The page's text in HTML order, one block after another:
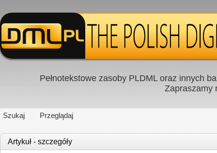
Pełnotekstowe zasoby PLDML oraz innych
Zapraszamy
Szukaj Przeglądaj
Artykuł - szczegóły